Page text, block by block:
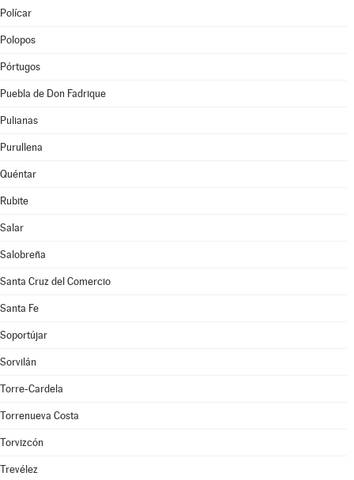
Polícar
Polopos
Pórtugos
Puebla de Don Fadrique
Pulianas
Purullena
Quéntar
Rubite
Salar
Salobreña
Santa Cruz del Comercio
Santa Fe
Soportújar
Sorvilán
Torre-Cardela
Torrenueva Costa
Torvizcón
Trevélez